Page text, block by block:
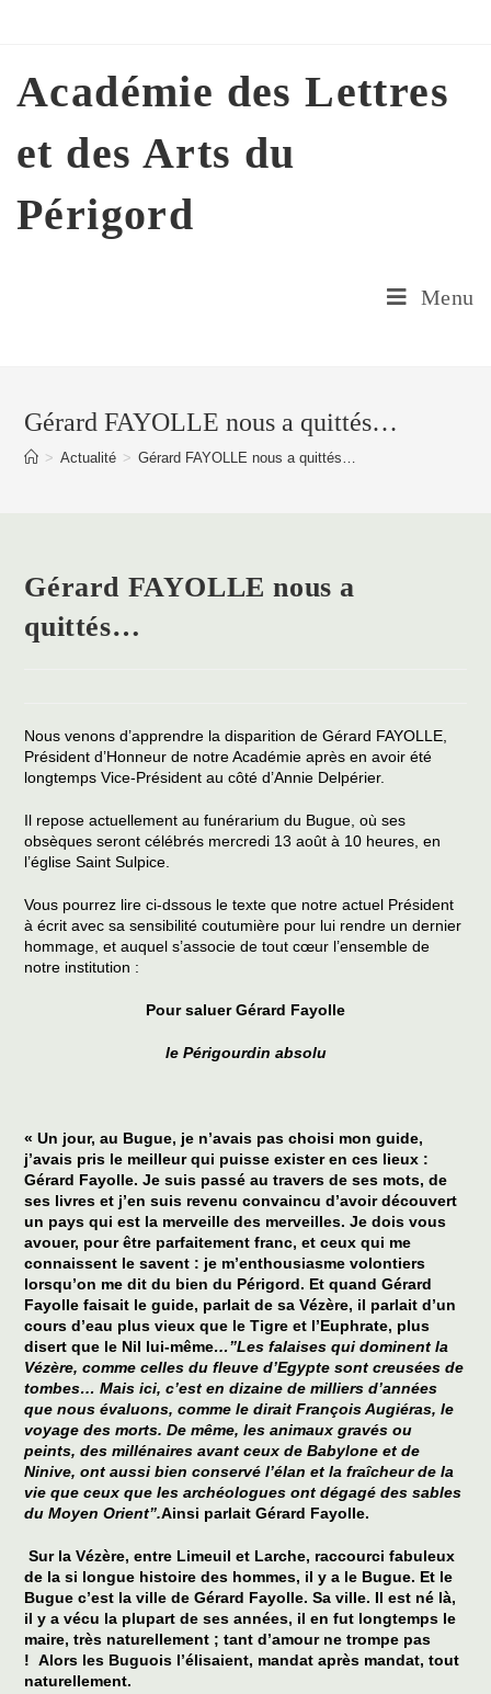
Académie des Lettres
et des Arts du
Périgord
Menu
Gérard FAYOLLE nous a quittés…
> Actualité > Gérard FAYOLLE nous a quittés…
Gérard FAYOLLE nous a
quittés…
Nous venons d’apprendre la disparition de Gérard FAYOLLE,
Président d’Honneur de notre Académie après en avoir été
longtemps Vice-Président au côté d’Annie Delpérier.
Il repose actuellement au funérarium du Bugue, où ses
obsèques seront célébrés mercredi 13 août à 10 heures, en
l’église Saint Sulpice.
Vous pourrez lire ci-dssous le texte que notre actuel Président
à écrit avec sa sensibilité coutumière pour lui rendre un dernier
hommage, et auquel s’associe de tout cœur l’ensemble de
notre institution :
Pour saluer Gérard Fayolle
le Périgourdin absolu
« Un jour, au Bugue, je n’avais pas choisi mon guide,
j’avais pris le meilleur qui puisse exister en ces lieux :
Gérard Fayolle. Je suis passé au travers de ses mots, de
ses livres et j’en suis revenu convaincu d’avoir découvert
un pays qui est la merveille des merveilles. Je dois vous
avouer, pour être parfaitement franc, et ceux qui me
connaissent le savent : je m’enthousiasme volontiers
lorsqu’on me dit du bien du Périgord. Et quand Gérard
Fayolle faisait le guide, parlait de sa Vézère, il parlait d’un
cours d’eau plus vieux que le Tigre et l’Euphrate, plus
disert que le Nil lui-même…”Les falaises qui dominent la
Vézère, comme celles du fleuve d’Egypte sont creusées de
tombes… Mais ici, c’est en dizaine de milliers d’années
que nous évaluons, comme le dirait François Augiéras, le
voyage des morts. De même, les animaux gravés ou
peints, des millénaires avant ceux de Babylone et de
Ninive, ont aussi bien conservé l’élan et la fraîcheur de la
vie que ceux que les archéologues ont dégagé des sables
du Moyen Orient”.Ainsi parlait Gérard Fayolle.
Sur la Vézère, entre Limeuil et Larche, raccourci fabuleux
de la si longue histoire des hommes, il y a le Bugue. Et le
Bugue c’est la ville de Gérard Fayolle. Sa ville. Il est né là,
il y a vécu la plupart de ses années, il en fut longtemps le
maire, très naturellement ; tant d’amour ne trompe pas
! Alors les Buguois l’élisaient, mandat après mandat, tout
naturellement.